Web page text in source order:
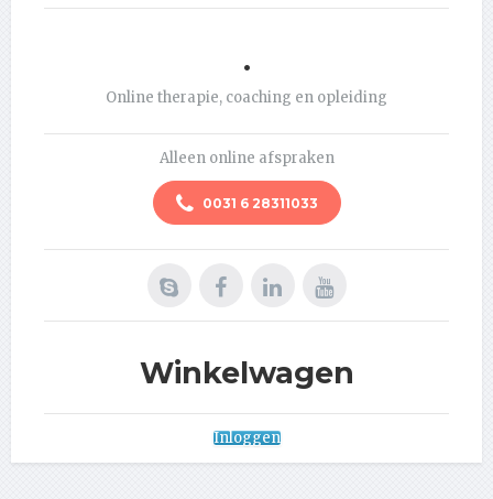
.
Online therapie, coaching en opleiding
Alleen online afspraken
0031 6 28311033
Winkelwagen
Inloggen